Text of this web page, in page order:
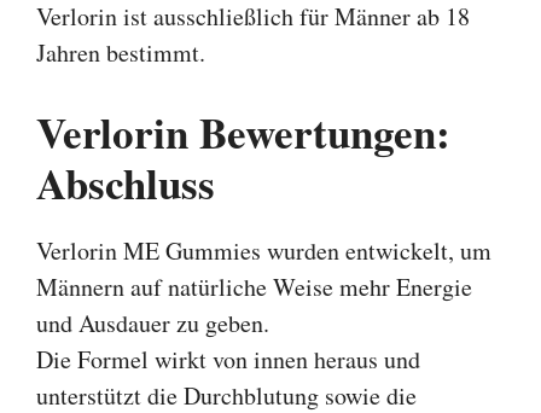
Verlorin ist ausschließlich für Männer ab 18
Jahren bestimmt.
Verlorin Bewertungen:
Abschluss
Verlorin ME Gummies wurden entwickelt, um
Männern auf natürliche Weise mehr Energie
und Ausdauer zu geben.
Die Formel wirkt von innen heraus und
unterstützt die Durchblutung sowie die